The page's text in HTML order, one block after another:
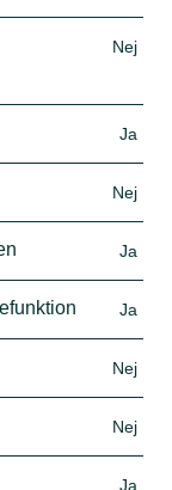
Nej
Ja
Nej
Ja
Ja
Nej
Nej
Ja